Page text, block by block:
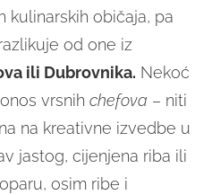
kulinarskih običaja, pa
od one iz
ili Dubrovnika. Nekoć
vrsnih chefova – niti
na kreativne izvedbe u
jastog, cijenjena riba ili
osim ribe i